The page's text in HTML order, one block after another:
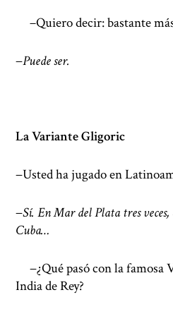
−Quiero decir: bastante
−Puede ser.
La Variante Gligoric
−Usted ha jugado en
−Sí. En Mar del Plata tres veces,
Cuba…
−¿Qué pasó con la famosa
India de Rey?